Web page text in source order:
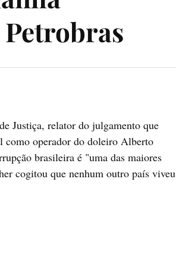
Justiça, relator do julgamento que
como operador do doleiro Alberto
brasileira é "uma das maiores
cogitou que nenhum outro país viveu